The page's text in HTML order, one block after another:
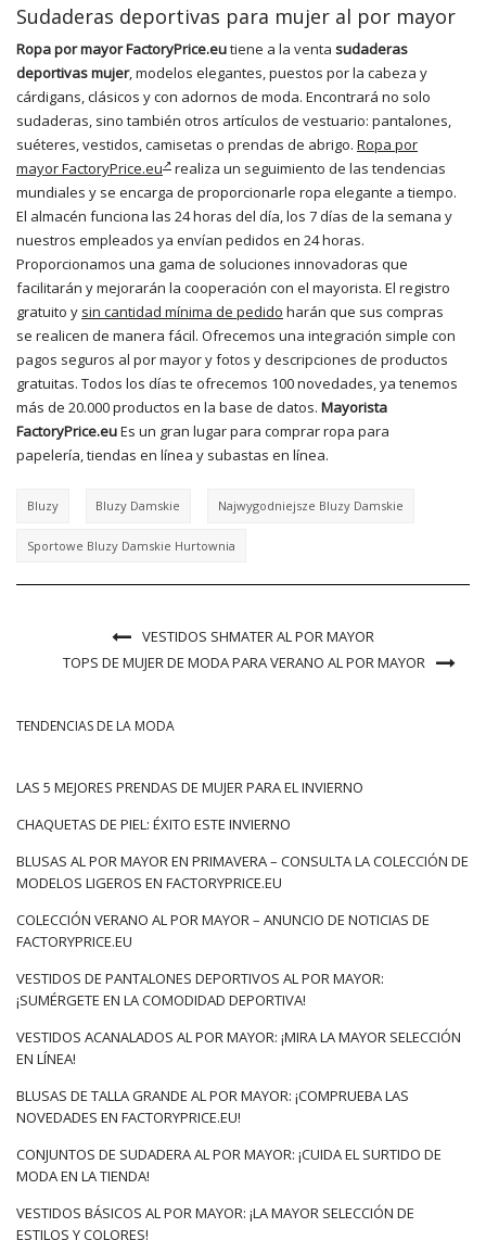
Sudaderas deportivas para mujer al por mayor
Ropa por mayor FactoryPrice.eutiene a la venta sudaderas
deportivas mujer, modelos elegantes, puestos por la cabeza y
cárdigans, clásicos y con adornos de moda. Encontrará no solo
sudaderas, sino también otros artículos de vestuario: pantalones,
suéteres, vestidos, camisetas o prendas de abrigo. Ropa por
mayor FactoryPrice.eu
realiza un seguimiento de las tendencias
mundiales y se encarga de proporcionarle ropa elegante a tiempo.
El almacén funciona las 24 horas del día, los 7 días de la semana y
nuestros empleados ya envían pedidos en 24 horas.
Proporcionamos una gama de soluciones innovadoras que
facilitarán y mejorarán la cooperación con el mayorista. El registro
gratuito y sin cantidad mínima de pedido harán que sus compras
se realicen de manera fácil. Ofrecemos una integración simple con
pagos seguros al por mayor y fotos y descripciones de productos
gratuitas. Todos los días te ofrecemos 100 novedades, ya tenemos
más de 20.000 productos en la base de datos. Mayorista
FactoryPrice.euEs un gran lugar para comprar ropa para
papelería, tiendas en línea y subastas en línea.
Bluzy Bluzy Damskie Najwygodniejsze Bluzy Damskie
Sportowe Bluzy Damskie Hurtownia
VESTIDOS SHMATER AL POR MAYOR
TOPS DE MUJER DE MODA PARA VERANO AL POR MAYOR
TENDENCIAS DE LA MODA
LAS 5 MEJORES PRENDAS DE MUJER PARA EL INVIERNO
CHAQUETAS DE PIEL: ÉXITO ESTE INVIERNO
BLUSAS AL POR MAYOR EN PRIMAVERA – CONSULTA LA COLECCIÓN DE
MODELOS LIGEROS EN FACTORYPRICE.EU
COLECCIÓN VERANO AL POR MAYOR – ANUNCIO DE NOTICIAS DE
FACTORYPRICE.EU
VESTIDOS DE PANTALONES DEPORTIVOS AL POR MAYOR:
¡SUMÉRGETE EN LA COMODIDAD DEPORTIVA!
VESTIDOS ACANALADOS AL POR MAYOR: ¡MIRA LA MAYOR SELECCIÓN
EN LÍNEA!
BLUSAS DE TALLA GRANDE AL POR MAYOR: ¡COMPRUEBA LAS
NOVEDADES EN FACTORYPRICE.EU!
CONJUNTOS DE SUDADERA AL POR MAYOR: ¡CUIDA EL SURTIDO DE
MODA EN LA TIENDA!
VESTIDOS BÁSICOS AL POR MAYOR: ¡LA MAYOR SELECCIÓN DE
ESTILOS Y COLORES!